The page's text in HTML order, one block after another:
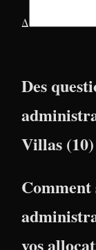
Δ
Des
Villas
vos